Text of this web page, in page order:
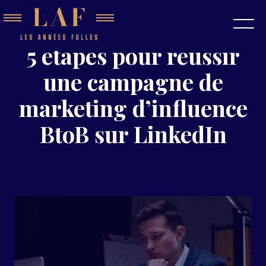
5 étapes pour réussir
une campagne de
marketing d’influence
BtoB sur LinkedIn